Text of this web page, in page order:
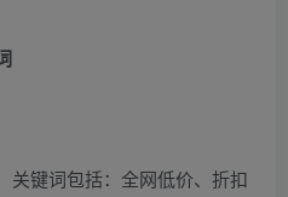
关键词包括：全网低价、折扣